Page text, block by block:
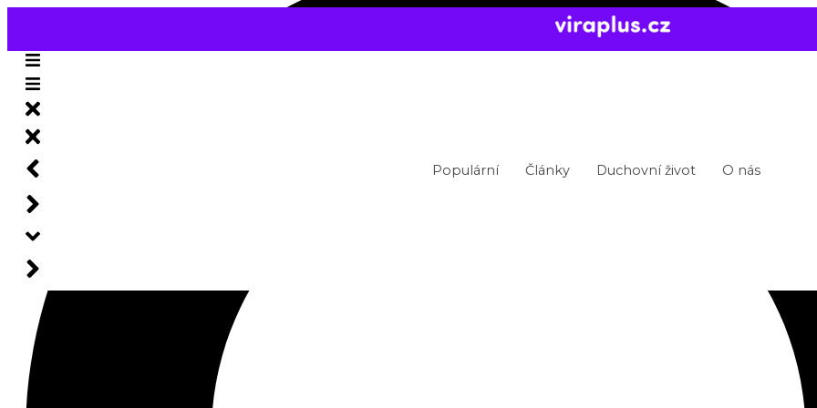
Populární Články Duchovní život O nás
[et_pb_section fb_built=“1″ disabled_on=“off|off|off“ _builder_version=“3.22″
column_structure=“1_2,1_2″ use_custom_gutter=“on“ gutter_width=“2″ custom_padding=“10px|||“
background_size=“initial“ background_position=“top_left“ background_repeat=“repeat“
left: 18px;“ use_custom_width=“on“ custom_width_px=“975px“][et_pb_column type=“1_2″